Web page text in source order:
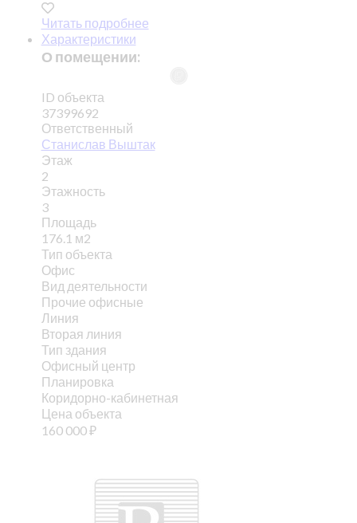
Читать подробнее
Характеристики
О помещении:
ID объекта
37399692
Ответственный
Станислав Выштак
Этаж
2
Этажность
3
Площадь
176.1 м2
Тип объекта
Офис
Вид деятельности
Прочие офисные
Линия
Вторая линия
Тип здания
Офисный центр
Планировка
Коридорно-кабинетная
Цена объекта
160 000₽